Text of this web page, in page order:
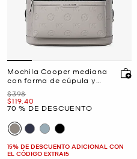
Mochila Cooper mediana
con forma de cúpula y
logotipo grabado
Era
$398
Ahora
$119.40
70 % DE DESCUENTO
15% DE DESCUENTO ADICIONAL CON
EL CÓDIGO EXTRA15